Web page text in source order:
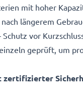
mit hoher
längerem
vor
geprüft, um